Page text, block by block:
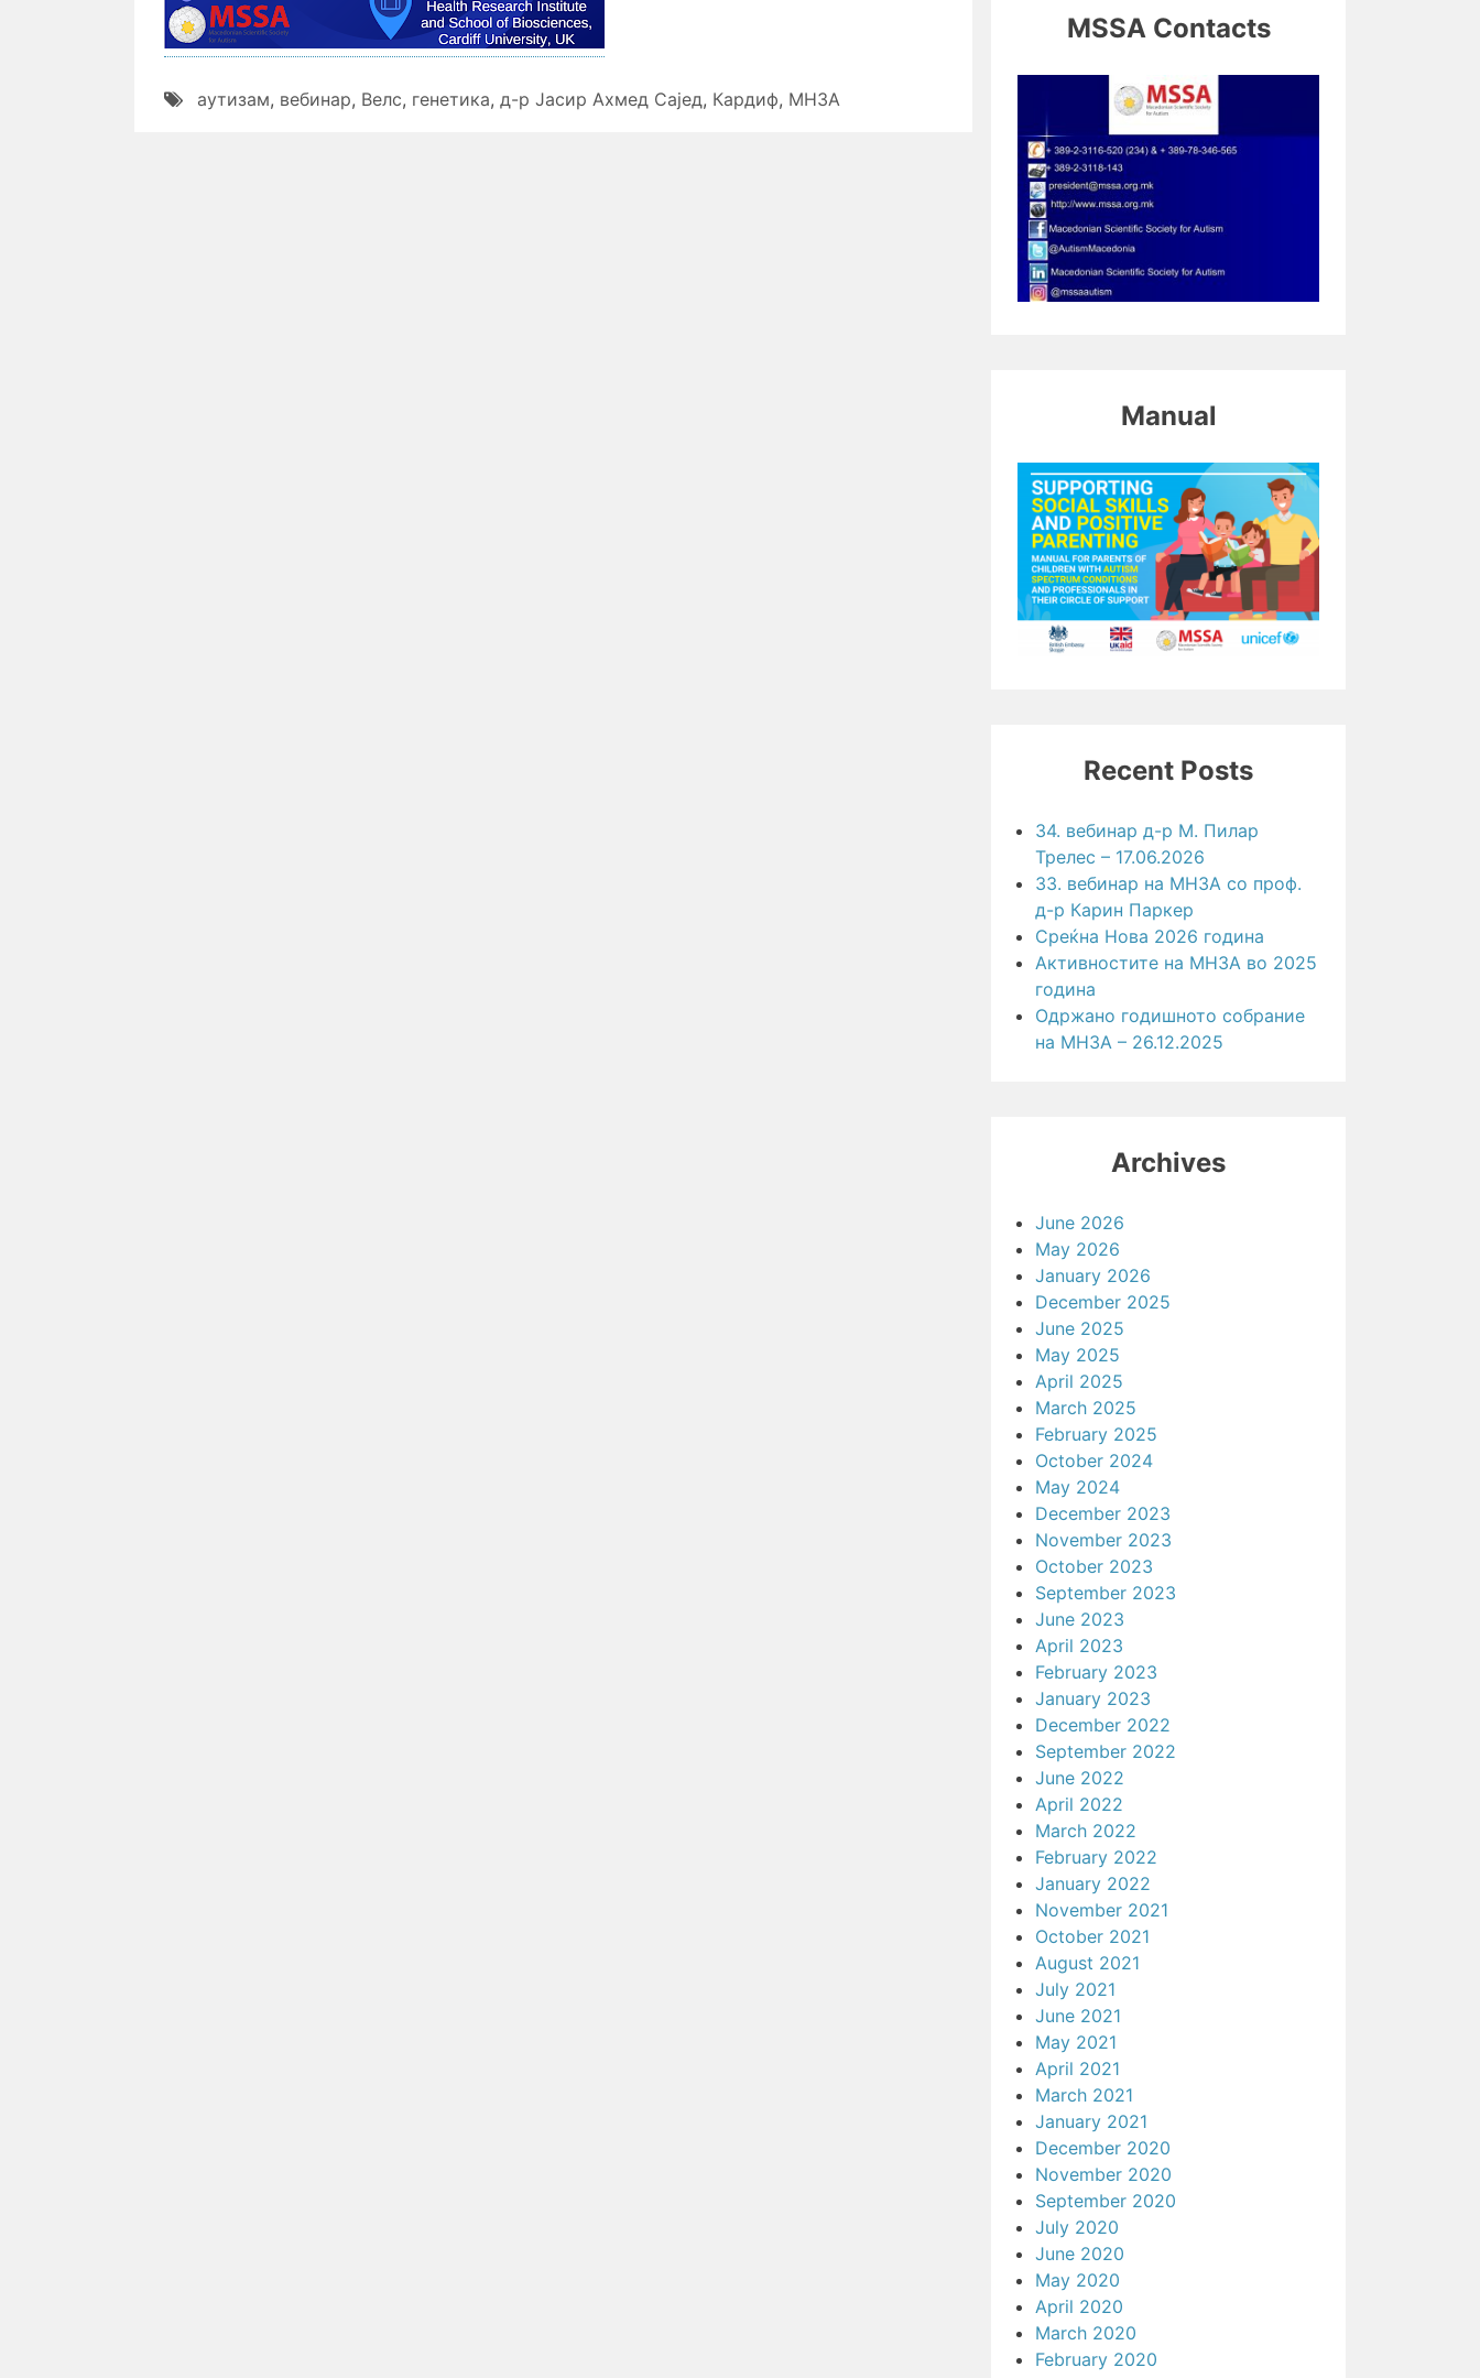
аутизам, вебинар, Велс, генетика, д-р Јасир Ахмед Сајед, Кардиф, МНЗА
MSSA Contacts
Manual
Recent Posts
34. вебинар д-р М. Пилар
Трелес – 17.06.2026
33. вебинар на МНЗА со проф.
д-р Карин Паркер
Среќна Нова 2026 година
Активностите на МНЗА во 2025
година
Одржано годишното собрание
на МНЗА – 26.12.2025
Archives
June 2026
May 2026
January 2026
December 2025
June 2025
May 2025
April 2025
March 2025
February 2025
October 2024
May 2024
December 2023
November 2023
October 2023
September 2023
June 2023
April 2023
February 2023
January 2023
December 2022
September 2022
June 2022
April 2022
March 2022
February 2022
January 2022
November 2021
October 2021
August 2021
July 2021
June 2021
May 2021
April 2021
March 2021
January 2021
December 2020
November 2020
September 2020
July 2020
June 2020
May 2020
April 2020
March 2020
February 2020